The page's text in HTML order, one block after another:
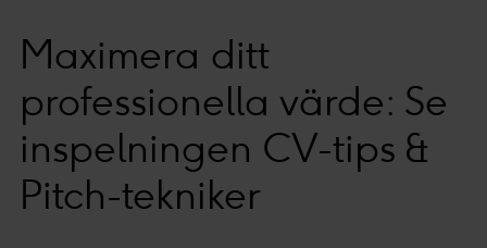
Maximera ditt
professionella värde: Se
inspelningen CV-tips &
Pitch-tekniker